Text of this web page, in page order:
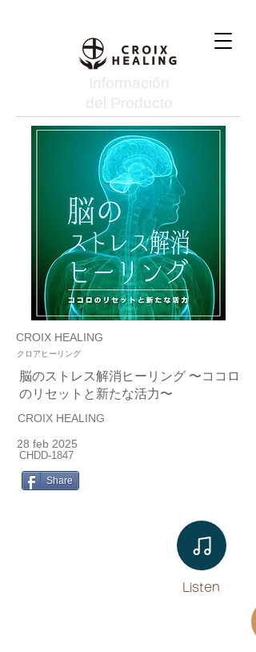
Información
del Producto
CROIX HEALING
クロアヒーリング
脳のストレス解消ヒーリング 〜ココロ
のリセットと新たな活力〜
CROIX HEALING
28 feb 2025
CHDD-1847
Share
Listen​